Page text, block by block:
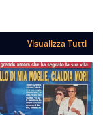
Visualizza Tutti